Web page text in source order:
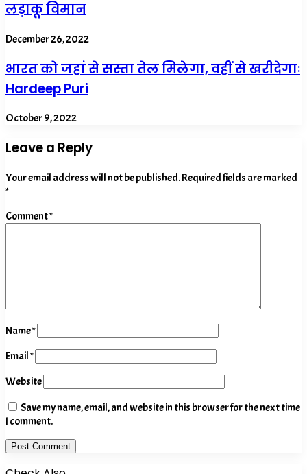
लड़ाकू विमान
December 26, 2022
भारत को जहां से सस्ता तेल मिलेगा, वहीं से खरीदेगाः
Hardeep Puri
October 9, 2022
Leave a Reply
Your email address will not be published.Required fields are marked
*
Comment*
Name*
Email*
Website
Save my name, email, and website in this browser for the next time
I comment.